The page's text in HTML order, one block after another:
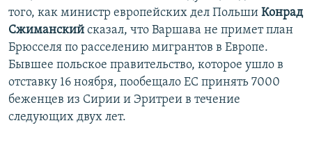
того, как министр европейских дел Польши Конрад
Сжиманский сказал, что Варшава не примет план
Брюсселя по расселению мигрантов в Европе.
Бывшее польское правительство, которое ушло в
отставку 16 ноября, пообещало ЕС принять 7000
беженцев из Сирии и Эритреи в течение
следующих двух лет.